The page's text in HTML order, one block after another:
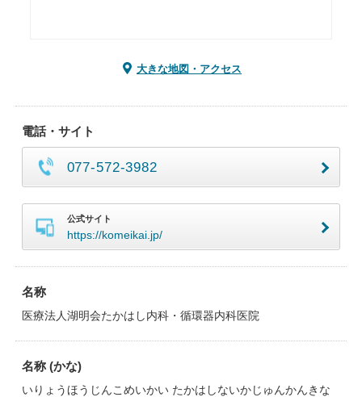
大きな地図・アクセス
電話・サイト
077-572-3982
公式サイト
https://komeikai.jp/
名称
医療法人湖明会たかはし内科・循環器内科医院
名称 (かな)
いりょうほうじんこめいかい たかはしないかじゅんかんきな